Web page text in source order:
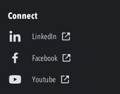
Connect
LinkedIn
Facebook
Youtube